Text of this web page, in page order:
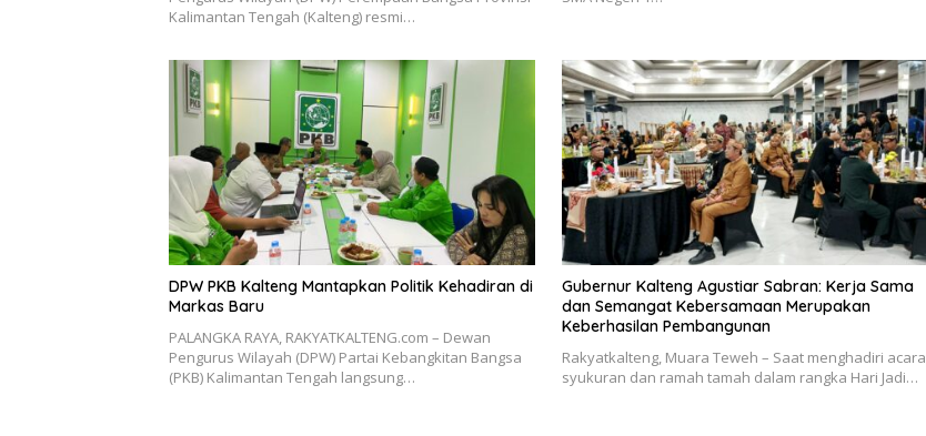
Kalimantan Tengah (Kalteng) resmi…
DPW PKB Kalteng Mantapkan Politik Kehadiran di
Markas Baru
PALANGKA RAYA, RAKYATKALTENG.com – Dewan
Pengurus Wilayah (DPW) Partai Kebangkitan Bangsa
(PKB) Kalimantan Tengah langsung…
Gubernur Kalteng Agustiar Sabran: Kerja Sama
dan Semangat Kebersamaan Merupakan
Keberhasilan Pembangunan
Rakyatkalteng, Muara Teweh – Saat menghadiri acara
syukuran dan ramah tamah dalam rangka Hari Jadi…